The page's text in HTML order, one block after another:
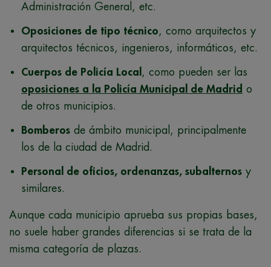
Administración General, etc.
Oposiciones de tipo técnico, como arquitectos y
arquitectos técnicos, ingenieros, informáticos, etc.
Cuerpos de Policía Local , como pueden ser las
oposiciones a la Policía Municipal de Madrid o
de otros municipios.
Bomberos de ámbito municipal, principalmente
los de la ciudad de Madrid.
Personal de oficios, ordenanzas, subalternos y
similares.
Aunque cada municipio aprueba sus propias bases,
no suele haber grandes diferencias si se trata de la
misma categoría de plazas.